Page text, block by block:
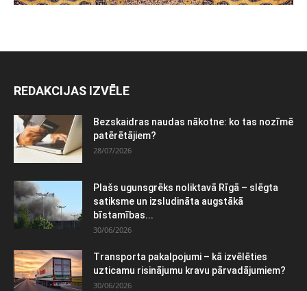
REDAKCIJAS IZVĒLE
Bezskaidras naudas nākotne: ko tas nozīmē
patērētājiem?
28/07/2026
Plašs ugunsgrēks noliktavā Rīgā – slēgta
satiksme un izsludināta augstākā
bīstamības...
30/06/2026
Transporta pakalpojumi – kā izvēlēties
uzticamu risinājumu kravu pārvadājumiem?
30/06/2026